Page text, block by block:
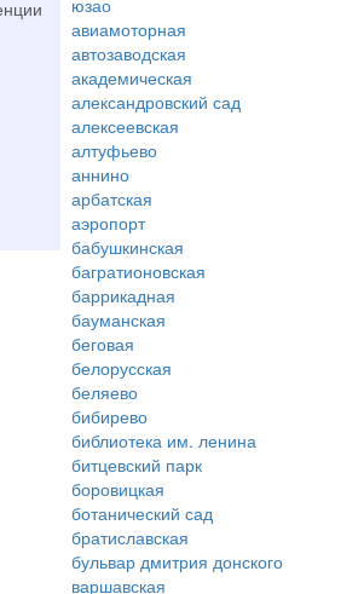
юзао
авиамоторная
автозаводская
академическая
александровский сад
алексеевская
алтуфьево
аннино
арбатская
аэропорт
бабушкинская
багратионовская
баррикадная
бауманская
беговая
белорусская
беляево
бибирево
библиотека им. ленина
битцевский парк
боровицкая
ботанический сад
братиславская
бульвар дмитрия донского
варшавская